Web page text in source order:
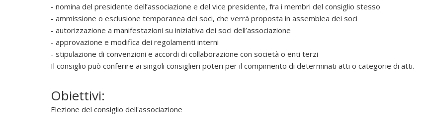
d
f
o
- nomina del presidente dell’associazione e del vice presidente, fra i membri del consiglio stesso
- ammissione o esclusione temporanea dei soci, che verrà proposta in assemblea dei soci
- autorizzazione a manifestazioni su iniziativa dei soci dell’associazione
- approvazione e modifica dei regolamenti interni
- stipulazione di convenzioni e accordi di collaborazione con società o enti terzi
Il consiglio può conferire ai singoli consiglieri poteri per il compimento di determinati atti o categorie di atti.
Obiettivi:
Elezione del consiglio dell'associazione